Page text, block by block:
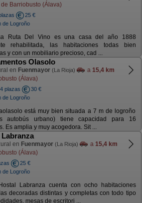
de Barriobusto (Álava)
25 €
de Logroño
Ruta Del Vino es una casa del año 1888
rehabilitada, las habitaciones todas bien
y con un mobiliario precioso, cad ...
Olasolo
en Fuenmayor (La Rioja) a 15,4 km
(Álava)
plazas
30 €
de Logroño
está muy bien situada a 7 m de logroño
autobús urbano) tiene capacidad para 16
Es amplia y muy acogedora. Sit ...
en Fuenmayor (La Rioja) a 15,4 km
(Álava)
25 €
de Logroño
Labranza cuenta con ocho habitaciones
decoradas distintas y completas con todo tipo
mesas de escritori ...